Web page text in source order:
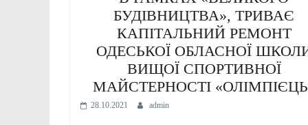
БУДІВНИЦТВА», ТРИВАЄ
КАПІТАЛЬНИЙ РЕМОНТ
ОДЕСЬКОЇ ОБЛАСНОЇ
ВИЩОЇ СПОРТИВНОЇ
МАЙСТЕРНОСТІ
28.10.2021 admin